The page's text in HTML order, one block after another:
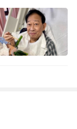
航向的系统坐
大昆团及其他
已成为继师